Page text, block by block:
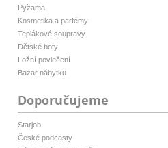
Pyžama
Kosmetika a parfémy
Teplákové soupravy
Dětské boty
Ložní povlečení
Bazar nábytku
Doporučujeme
Starjob
České podcasty